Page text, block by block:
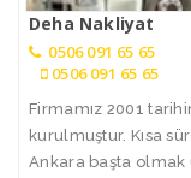
Deha Nakliyat
0506 091 65 65
0506 091 65 65
Firmamız 2001
kurulmuştur. Kısa
Ankara başta olmak